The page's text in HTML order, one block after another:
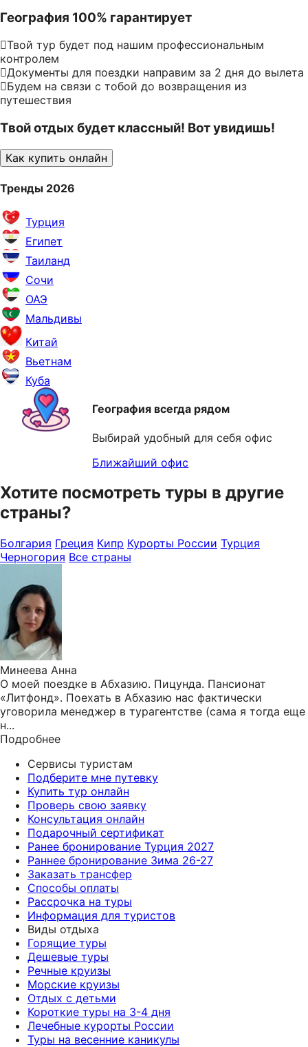
География 100% гарантирует
Твой тур будет под нашим профессиональным
контролем
Документы для поездки направим за 2 дня до вылета
Будем на связи с тобой до возвращения из
путешествия
Твой отдых будет классный! Вот увидишь!
Как купить онлайн
Тренды 2026
Турция
Египет
Таиланд
Сочи
ОАЭ
Мальдивы
Китай
Вьетнам
Куба
География всегда рядом
Выбирай удобный для себя офис
Ближайший офис
Хотите посмотреть туры в другие
страны?
Болгария Греция Кипр Курорты России Турция
Черногория Все страны
Минеева Анна
О моей поездке в Абхазию. Пицунда. Пансионат
«Литфонд». Поехать в Абхазию нас фактически
уговорила менеджер в турагентстве (сама я тогда еще
н...
Подробнее
Сервисы туристам
Подберите мне путевку
Купить тур онлайн
Проверь свою заявку
Консультация онлайн
Подарочный сертификат
Ранее бронирование Турция 2027
Раннее бронирование Зима 26-27
Заказать трансфер
Способы оплаты
Рассрочка на туры
Информация для туристов
Виды отдыха
Горящие туры
Дешевые туры
Речные круизы
Морские круизы
Отдых с детьми
Короткие туры на 3-4 дня
Лечебные курорты России
Туры на весенние каникулы